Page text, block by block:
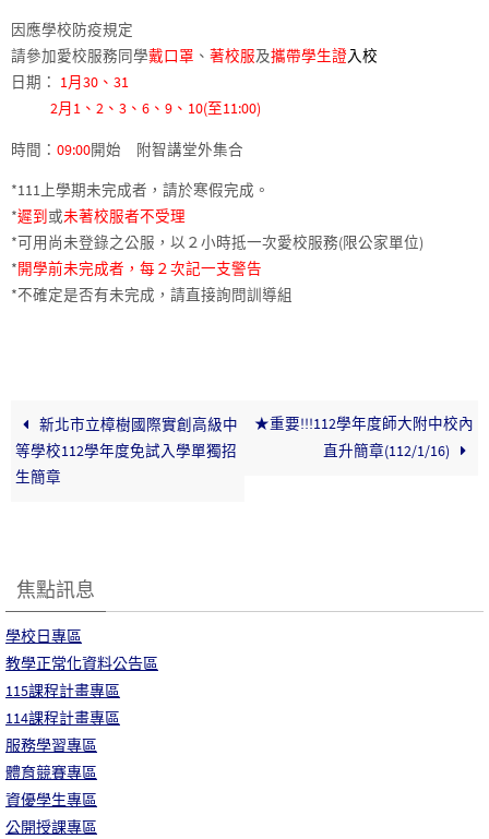
因應學校防疫規定
請參加愛校服務同學戴口罩 、 著校服及攜帶學生證入校
日期： 1月30、31
2月1、2、3、6、9、10(至11:00)
時間： 09:00開始 附智講堂外集合
*111上學期未完成者，請於寒假完成。
*遲到 或未著校服者不受理
*可用尚未登錄之公服，以２小時抵一次愛校服務(限公家單位)
*開學前未完成者，每２次記一支警告
*不確定是否有未完成，請直接詢問訓導組
新北市立樟樹國際實創高級中
等學校112學年度免試入學單獨招
生簡章
★重要!!!112學年度師大附中校內
直升簡章(112/1/16)
焦點訊息
學校日專區
教學正常化資料公告區
115課程計畫專區
114課程計畫專區
服務學習專區
體育競賽專區
資優學生專區
公開授課專區